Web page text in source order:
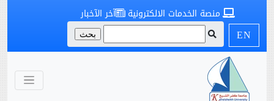
آخر الآخبار منصة الخدمات الالكترونية
EN